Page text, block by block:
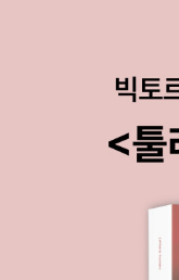
하지 못햇지만, 제게
활을 한것으로 만족합니다. 무슨 용기로
서로 읽을 생각으로
이 있으니, 책은 정리
면 전자책으로 도전
마일리지 적립받으려
책이 영어책이었는데,
도서관에서 대출하는걸로...ㅎㅎ 읽
서관에 있어서 정리했